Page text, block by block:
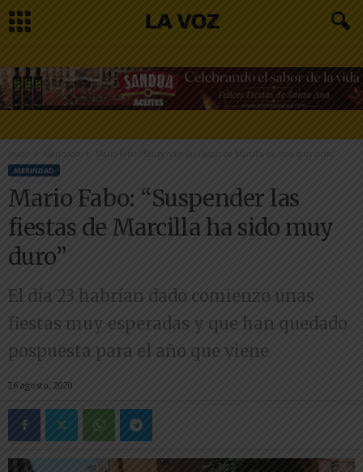
Inicio Mario Fabo: “Suspender las fiestas de Marcilla ha sido muy duro”
MERINDAD
Mario Fabo: “Suspender las
fiestas de Marcilla ha sido muy
duro”
El día 23 habrían dado comienzo unas
fiestas muy esperadas y que han quedado
pospuesta para el año que viene
26 agosto, 2020